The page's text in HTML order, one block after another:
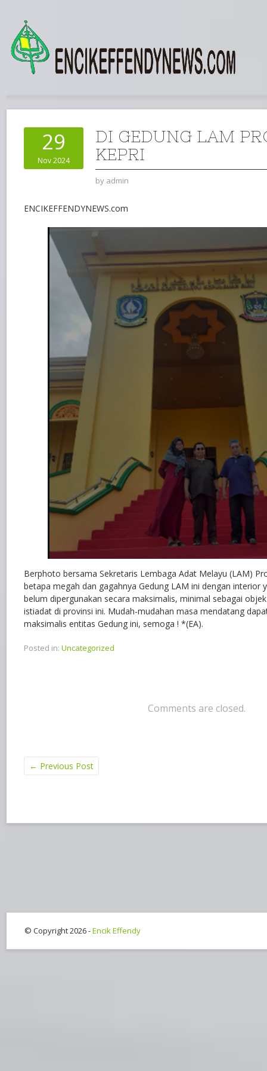
29
Nov 2024
DI GEDUNG LAM
KEPRI
by admin
ENCIKEFFENDYNEWS.com
Berphoto bersama Sekretaris Lembaga Adat Melayu (LAM)
betapa megah dan gagahnya Gedung LAM ini dengan interior
belum dipergunakan secara maksimalis, minimal sebagai
istiadat di provinsi ini. Mudah-mudahan masa mendatang
maksimalis entitas Gedung ini, semoga ! *(EA).
Posted in: Uncategorized
Comments are closed.
← Previous Post
© Copyright 2026 -Encik Effendy